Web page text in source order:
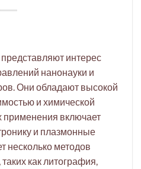
интерес
нанонауки и
Они обладают высокой
и химической
включает
и плазмонные
несколько методов
как литография,